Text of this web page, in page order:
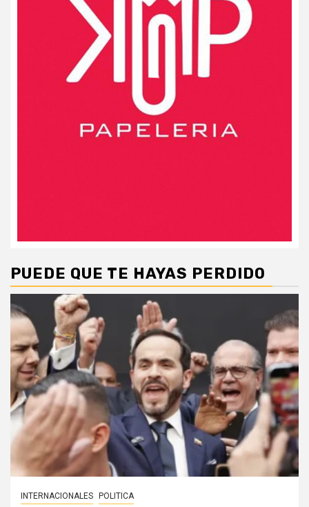
PUEDE QUE TE HAYAS PERDIDO
INTERNACIONALES POLITICA